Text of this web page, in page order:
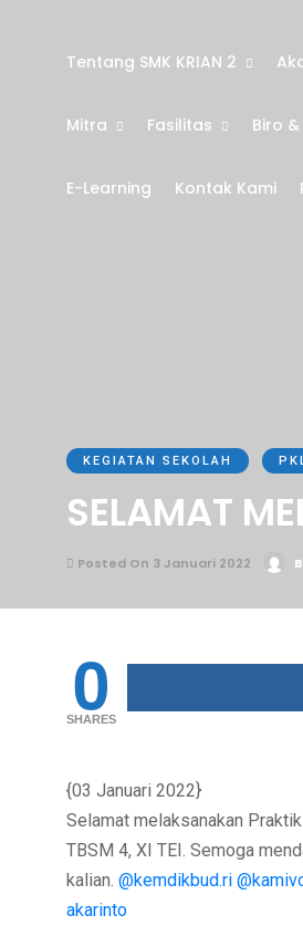
Tentang SMK KRIAN 2
Mitra Fasilitas Biro
E-Learning Kontak Kami
KEGIATAN SEKOLAH
SELAMAT
Posted On 3 Januari 2022
0
SHARES
{03 Januari 2022}
Selamat melaksanakan
TBSM 4, XI TEI. Semoga
kalian. @kemdikbud.ri
akarinto